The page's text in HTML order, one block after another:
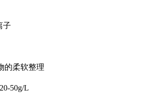
子
的柔软整理
50g/L